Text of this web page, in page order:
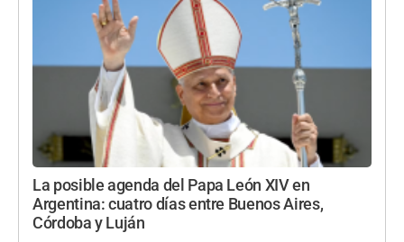
La posible agenda del Papa León XIV en
Argentina: cuatro días entre Buenos Aires,
Córdoba y Luján